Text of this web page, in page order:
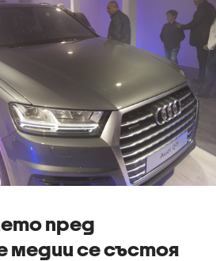
пред
медии се състоя